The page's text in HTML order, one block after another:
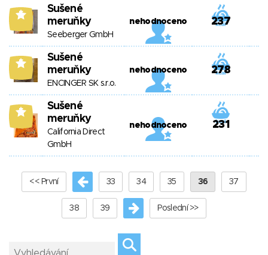
5
Sušené
meruňky
Seeberger GmbH
nehodnoceno 237
5
Sušené
meruňky
ENCINGER SK s.r.o.
nehodnoceno 278
5
Sušené
meruňky
California Direct
GmbH
nehodnoceno 231
<< První 33 34 35 36 37
38 39 Poslední >>